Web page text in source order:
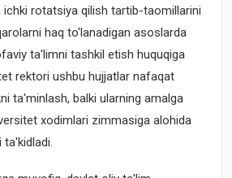
ichki rotatsiya qilish tartib-taomillarini
haq to'lanadigan asoslarda
ta'limni tashkil etish huquqiga
rektori ushbu hujjatlar nafaqat
ta'minlash, balki ularning amalga
xodimlari zimmasiga alohida
ta'kidladi.